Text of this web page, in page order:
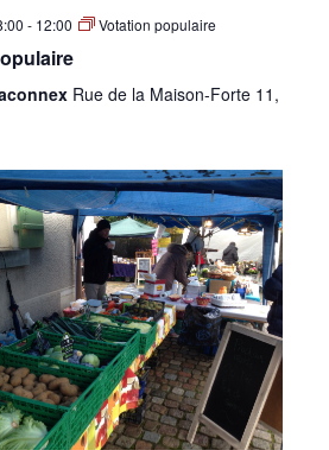
- 12:00 Votation populaire
Rue de la Maison-Forte 11,